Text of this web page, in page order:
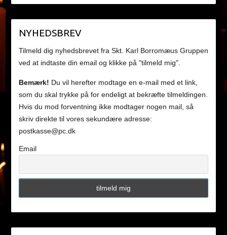
NYHEDSBREV
Tilmeld dig nyhedsbrevet fra Skt. Karl Borromæus Gruppen
ved at indtaste din email og klikke på "tilmeld mig".
Bemærk! Du vil herefter modtage en e-mail med et link,
som du skal trykke på for endeligt at bekræfte tilmeldingen.
Hvis du mod forventning ikke modtager nogen mail, så
skriv direkte til vores sekundære adresse:
postkasse@pc.dk
Email